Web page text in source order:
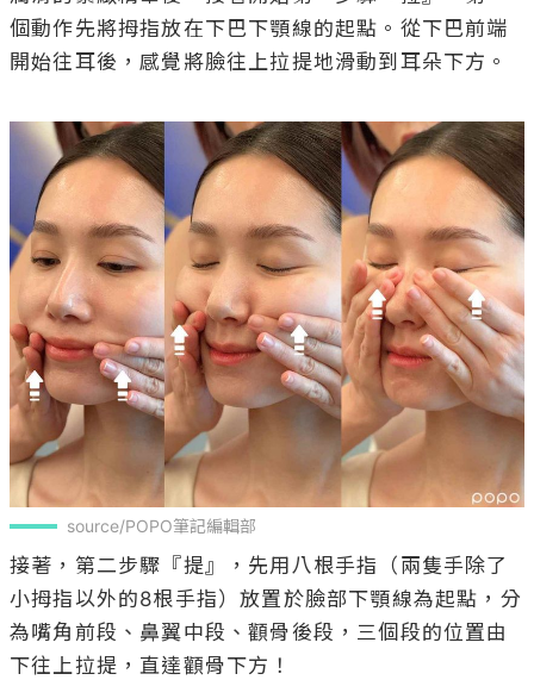
個動作先將拇指放在下巴下顎線的起點。從下巴前端
開始往耳後，感覺將臉往上拉提地滑動到耳朵下方。
source/POPO筆記編輯部
接著，第二步驟『提』，先用八根手指（兩隻手除了
小拇指以外的8根手指）放置於臉部下顎線為起點，分
為嘴角前段、鼻翼中段、顴骨後段，三個段的位置由
下往上拉提，直達顴骨下方！